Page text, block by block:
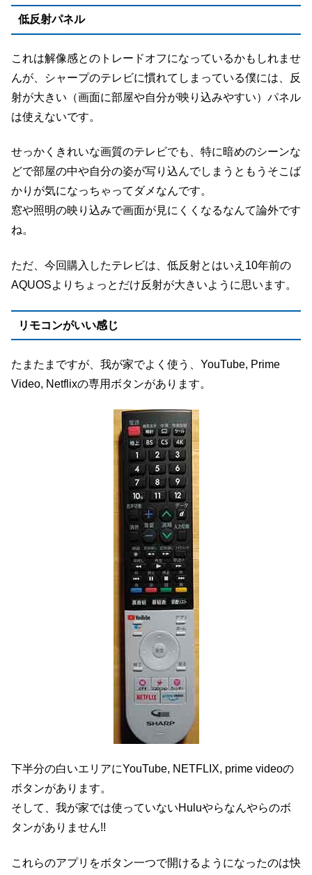
低反射パネル
これは解像感とのトレードオフになっているかもしれませ
んが、シャープのテレビに慣れてしまっている僕には、反
射が大きい（画面に部屋や自分が映り込みやすい）パネル
は使えないです。
せっかくきれいな画質のテレビでも、特に暗めのシーンな
どで部屋の中や自分の姿が写り込んでしまうともうそこば
かりが気になっちゃってダメなんです。
窓や照明の映り込みで画面が見にくくなるなんて論外です
ね。
ただ、今回購入したテレビは、低反射とはいえ10年前の
AQUOSよりちょっとだけ反射が大きいように思います。
リモコンがいい感じ
たまたまですが、我が家でよく使う、YouTube, Prime
Video, Netflixの専用ボタンがあります。
下半分の白いエリアにYouTube, NETFLIX, prime videoの
ボタンがあります。
そして、我が家では使っていないHuluやらなんやらのボ
タンがありません!!
これらのアプリをボタン一つで開けるようになったのは快